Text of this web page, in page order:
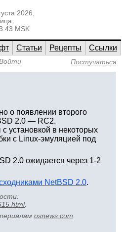
2026,
MSK
Статьи Рецепты
Ссылки
Постучаться
о появлении второго
2.0 — RC2.
установкой в некоторых
с Linux-эмуляцией под
2.0 ожидается через 1-2
NetBSD 2.0.
.
osnews.com